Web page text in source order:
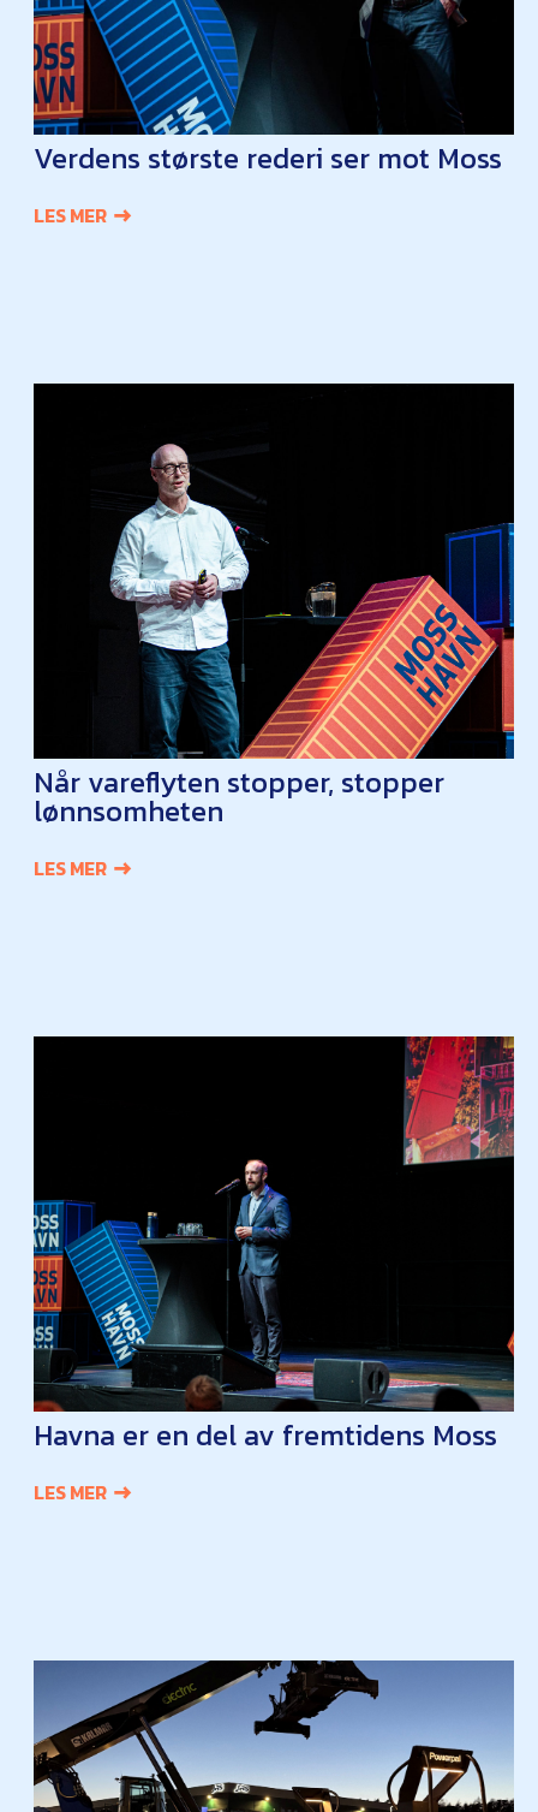
Verdens største rederi ser mot Moss
LES MER
Når vareflyten stopper, stopper
lønnsomheten
LES MER
Havna er en del av fremtidens Moss
LES MER